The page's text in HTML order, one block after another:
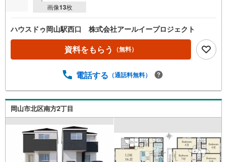
画像13枚
ハウスドゥ岡山駅西口 株式会社アールイープロジェクト
資料をもらう （無料）
電話する （通話料無料）
岡山市北区南方2丁目